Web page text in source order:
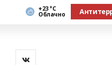
+23 °С
Облачно